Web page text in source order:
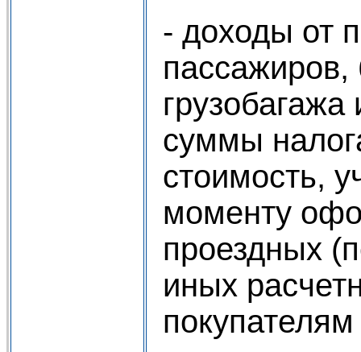
- доходы от
пассажиров,
суммы
стоимость,
моменту
проездных
иных